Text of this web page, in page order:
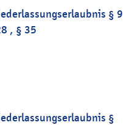
§ 9
, § 35
§